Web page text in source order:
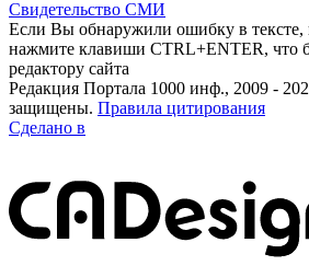
Свидетельство СМИ
Если Вы обнаружили ошибку в тексте,
нажмите клавиши CTRL+ENTER, что
редактору сайта
Редакция Портала 1000 инф., 2009 -
защищены. Правила цитирования
Сделано в